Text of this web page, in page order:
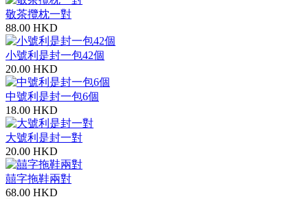
敬茶攬枕一對
88.00 HKD
小號利是封一包42個
20.00 HKD
中號利是封一包6個
18.00 HKD
大號利是封一對
20.00 HKD
囍字拖鞋兩對
68.00 HKD